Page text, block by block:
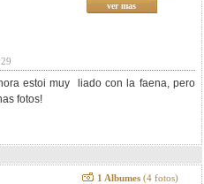
ver mas
estoi muy liado con la faena, pero
fotos!
1 Albumes (4 fotos)